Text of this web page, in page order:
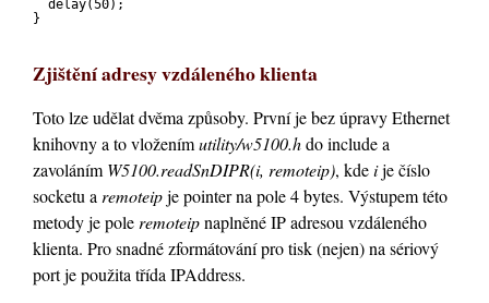
delay(50);
}
Zjištění adresy vzdáleného klienta
Toto lze udělat dvěma způsoby. První je bez úpravy Ethernet
knihovny a to vloženímutility/w5100.hdo include a
zavoláním W5100.readSnDIPR(i, remoteip), kdeije číslo
socketu a remoteipje pointer na pole 4 bytes. Výstupem této
metody je pole remoteipnaplněné IP adresou vzdáleného
klienta. Pro snadné zformátování pro tisk (nejen) na sériový
port je použita třída IPAddress.